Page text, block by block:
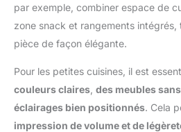
par exemple, combiner espace de
zone snack et rangements
pièce de façon élégante.
Pour les petites cuisines, il est
couleurs claires des meubles
éclairages bien positionnés. Cela
impression de volume et de